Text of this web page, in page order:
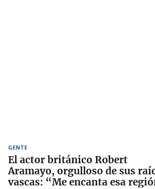
GENTE
El actor británico Robert
Aramayo, orgulloso de sus
vascas: “Me encanta esa